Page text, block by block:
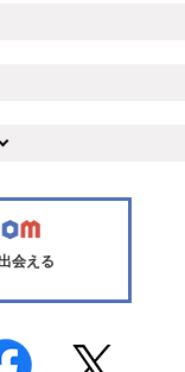
会える